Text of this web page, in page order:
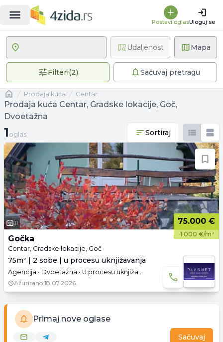
Postavi oglasUloguj se
Mapa
Filteri(2)2 primenjena filteraSačuvaj pretragu
Udaljenost
Naslovnaprodaja kuća Centar
Prodaja kuća Centar, Gradske lokacije, Goč,
Dvoetažna
1 oglas
1 oglas Sortiraj
11 75.000 €
1.000 €/m²
Gočka
Centar, Gradske lokacije, Goč
75m² | 2 sobe | u procesu uknjižavanja
Agencija • Dvoetažna • U procesu uknjižavanja • Prazno • Podrum • Garaža i parking
Ažurirano 18.07.2026.
Primaj nove oglase
Sačuvaj